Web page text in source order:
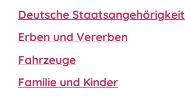
Deutsche Staatsangehörigkeit
Erben und Vererben
Fahrzeuge
Familie und Kinder